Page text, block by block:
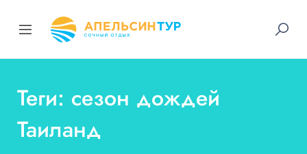
Теги: сезон дождей
Таиланд